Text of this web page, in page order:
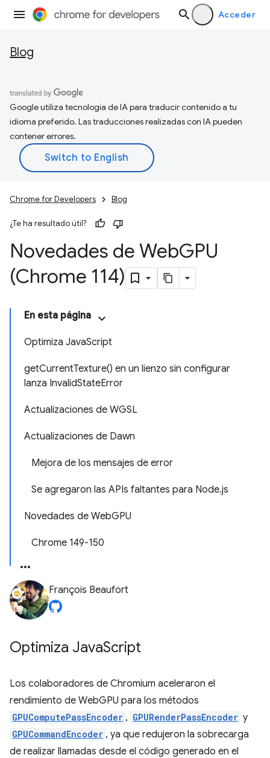
Acceder
Blog
Google utiliza tecnología de IA para traducir contenido a tu
idioma preferido. Las traducciones realizadas con IA pueden
contener errores.
Chrome for Developers Blog
¿Te ha resultado útil?
Novedades de WebGPU
(Chrome 114)
En esta página
Optimiza JavaScript
getCurrentTexture() en un lienzo sin configurar
lanza InvalidStateError
Actualizaciones de WGSL
Actualizaciones de Dawn
Mejora de los mensajes de error
Se agregaron las APIs faltantes para Node.js
Novedades de WebGPU
Chrome 149-150
François Beaufort
Optimiza JavaScript
Los colaboradores de Chromium aceleraron el
rendimiento de WebGPU para los métodos
GPUComputePassEncoder , GPURenderPassEncoder y
GPUCommandEncoder , ya que redujeron la sobrecarga
de realizar llamadas desde el código generado en el